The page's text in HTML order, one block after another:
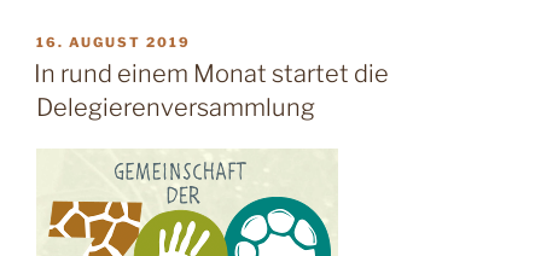
VERÖFFENTLICHT
AM
16. AUGUST 2019
In rund einem Monat startet die
Delegierenversammlung